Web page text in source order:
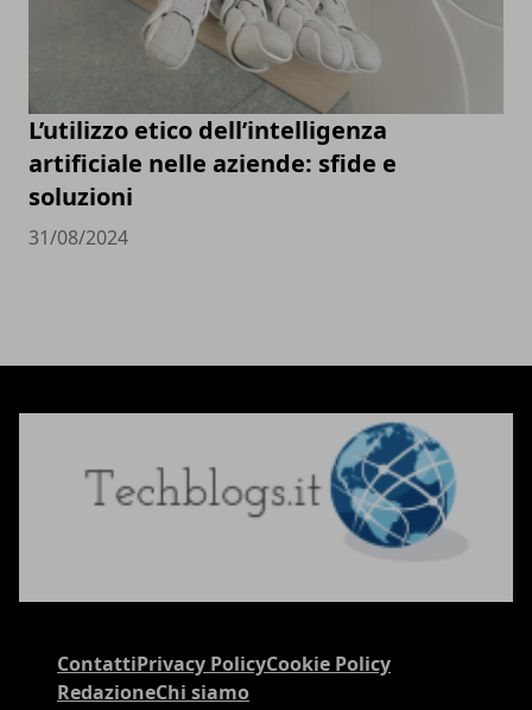
L’utilizzo etico dell’intelligenza
artificiale nelle aziende: sfide e
soluzioni
31/08/2024
ContattiPrivacy PolicyCookie Policy
RedazioneChi siamo